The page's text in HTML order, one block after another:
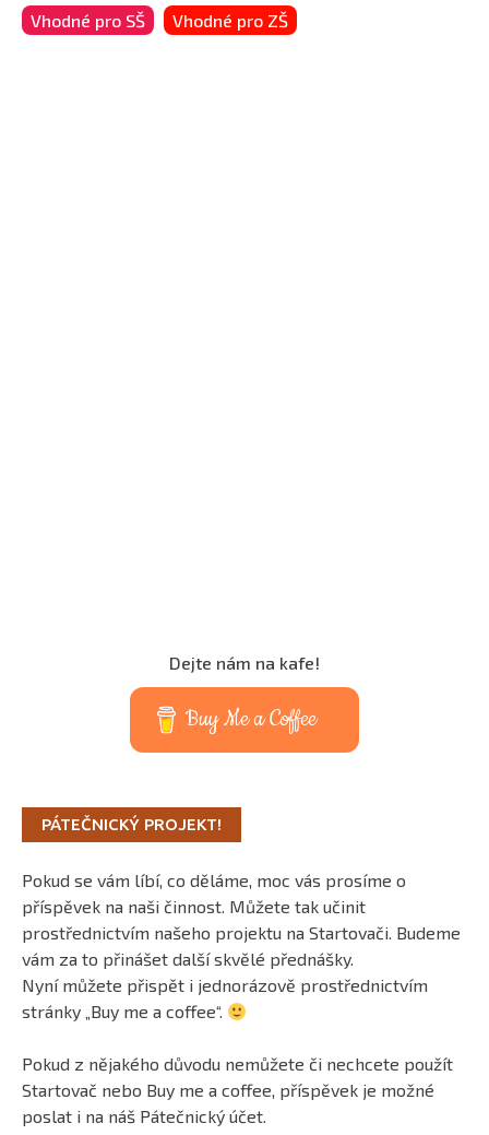
Vhodné pro SŠ Vhodné pro ZŠ
Dejte nám na kafe!
Buy Me a Coffee
PÁTEČNICKÝ PROJEKT!
Pokud se vám líbí, co děláme, moc vás prosíme o
příspěvek na naši činnost. Můžete tak učinit
prostřednictvím našeho projektu na Startovači. Budeme
vám za to přinášet další skvělé přednášky.
Nyní můžete přispět i jednorázově prostřednictvím
stránky „Buy me a coffee“.
Pokud z nějakého důvodu nemůžete či nechcete použít
Startovač nebo Buy me a coffee, příspěvek je možné
poslat i na náš Pátečnický účet.